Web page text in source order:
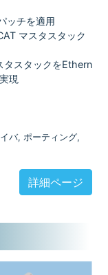
ッチを適用
マスタスタック
スタックをEthern
現
バ, ポーティング,
詳細ページ